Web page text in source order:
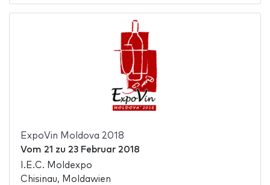
ExpoVin Moldova 2018
Vom 21 zu 23 Februar 2018
I.E.C. Moldexpo
Chisinau, Moldawien